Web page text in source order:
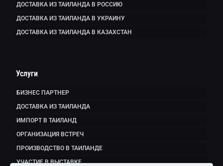
ДОСТАВКА ИЗ ТАИЛАНДА В РОССИЮ
ДОСТАВКА ИЗ ТАИЛАНДА В УКРАИНУ
ДОСТАВКА ИЗ ТАИЛАНДА В КАЗАХСТАН
Услуги
БИЗНЕС ПАРТНЕР
ДОСТАВКА ИЗ ТАИЛАНДА
ИМПОРТ В ТАИЛАНД
ОРГАНИЗАЦИЯ ВСТРЕЧ
ПРОИЗВОДСТВО В ТАИЛАНДЕ
УЧАСТИЕ В ВЫСТАВКЕ